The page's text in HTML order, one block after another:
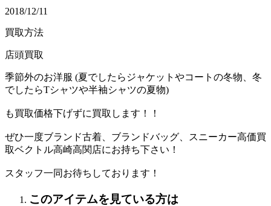
2018/12/11
買取方法
店頭買取
季節外のお洋服 (夏でしたらジャケットやコートの冬物、冬
でしたらTシャツや半袖シャツの夏物)
も買取価格下げずに買取します！！
ぜひ一度ブランド古着、ブランドバッグ、スニーカー高価買
取ベクトル高崎高関店にお持ち下さい！
スタッフ一同お待ちしております！
このアイテムを見ている方は